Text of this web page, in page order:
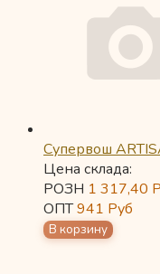
Супервош
Цена склада:
РОЗН 1 317,40
ОПТ941 Руб